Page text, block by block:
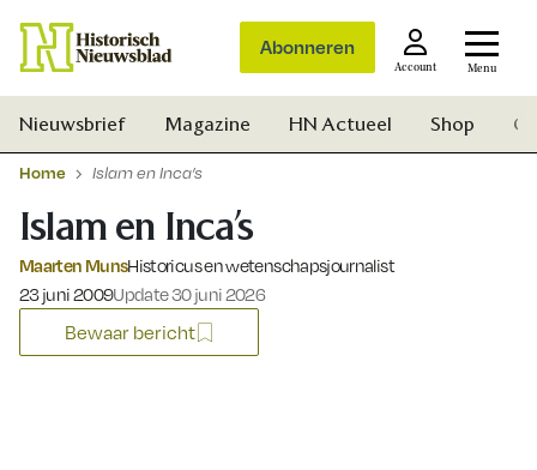
Abonneren
Account Menu
Nieuwsbrief Magazine HN Actueel Shop
Home Islam en Inca’s
Islam en Inca’s
Maarten MunsHistoricus en wetenschapsjournalist
Gepubliceerd op:
23 juni 2009Update 30 juni 2026
Bewaar bericht